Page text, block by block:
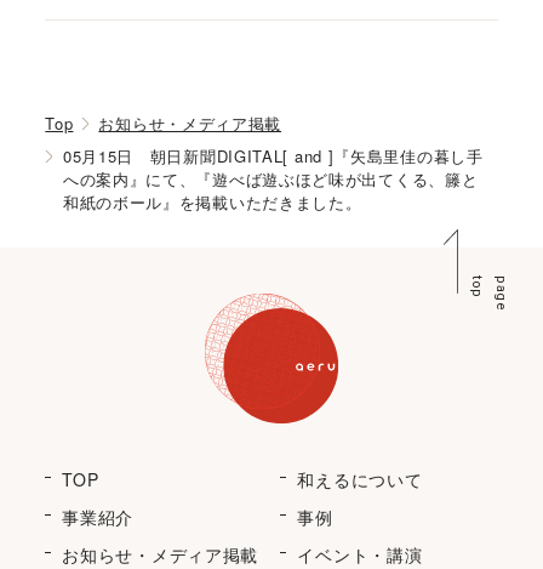
Top
お知らせ・メディア掲載
05月15日 朝日新聞DIGITAL[ and ]『矢島里佳の暮し手
への案内』にて、『遊べば遊ぶほど味が出てくる、籐と
和紙のボール』を掲載いただきました。
p
a
g
e
t
o
p
TOP
和えるについて
事業紹介
事例
お知らせ・メディア掲載
イベント・講演